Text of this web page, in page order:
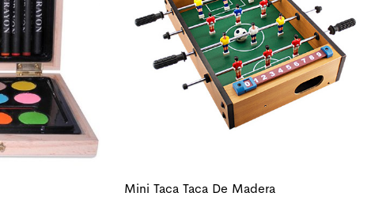
Mini Taca Taca De Madera